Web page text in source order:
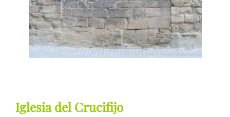
Iglesia del Crucifijo